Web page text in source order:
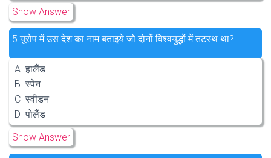
Show Answer
5.यूरोप में उस देश का नाम बताइये जो दोनों विश्वयुद्धों में तटस्थ था?
[A] हालैंड
[B] स्पेन
[C] स्वीडन
[D] पोलैंड
Show Answer